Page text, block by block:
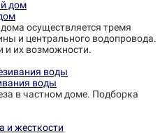
осуществляется тремя
и центрального водопровода.
и их возможности.
воды
в частном доме. Подборка